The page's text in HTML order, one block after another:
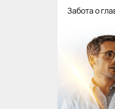
Забота о